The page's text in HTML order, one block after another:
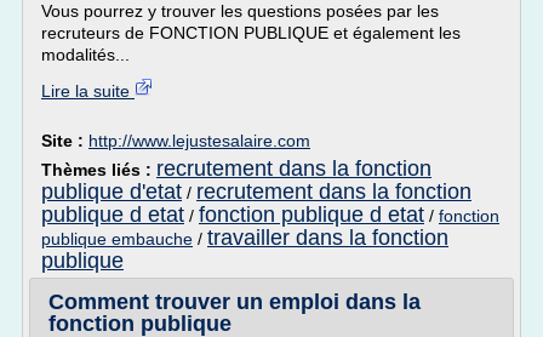
Vous pourrez y trouver les questions posées par les
recruteurs de FONCTION PUBLIQUE et également les
modalités...
Lire la suite
Site : http://www.lejustesalaire.com
Thèmes liés : recrutement dans la fonction
publique d'etat / recrutement dans la fonction
publique d etat / fonction publique d etat / fonction
publique embauche / travailler dans la fonction
publique
Comment trouver un emploi dans la
fonction publique